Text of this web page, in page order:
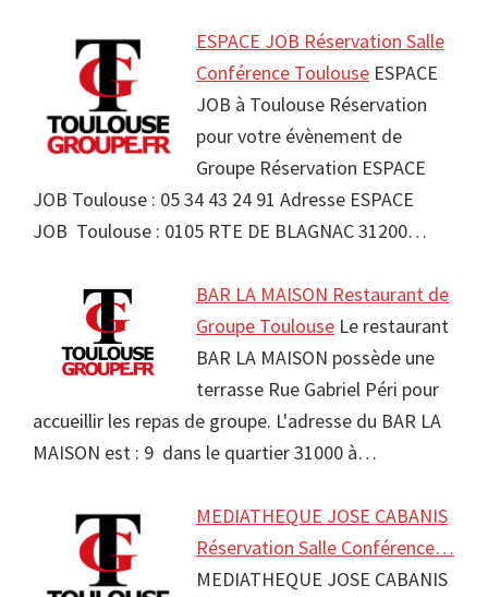
ESPACE JOB Réservation Salle
Conférence Toulouse ESPACE
JOB à Toulouse Réservation
pour votre évènement de
Groupe Réservation ESPACE
JOB Toulouse : 05 34 43 24 91 Adresse ESPACE
JOB Toulouse : 0105 RTE DE BLAGNAC 31200…
BAR LA MAISON Restaurant de
Groupe Toulouse Le restaurant
BAR LA MAISON possède une
terrasse Rue Gabriel Péri pour
accueillir les repas de groupe. L'adresse du BAR LA
MAISON est : 9 dans le quartier 31000 à…
MEDIATHEQUE JOSE CABANIS
Réservation Salle Conférence…
MEDIATHEQUE JOSE CABANIS